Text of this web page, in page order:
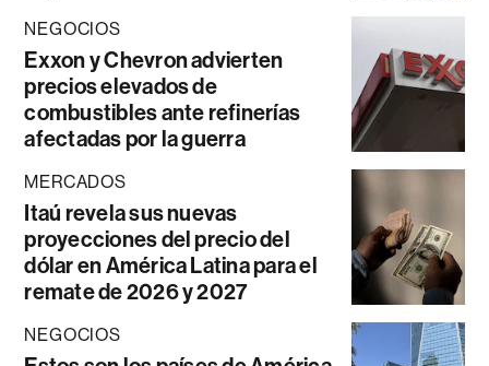
NEGOCIOS
Exxon y Chevron advierten
precios elevados de
combustibles ante refinerías
afectadas por la guerra
MERCADOS
Itaú revela sus nuevas
proyecciones del precio del
dólar en América Latina para el
remate de 2026 y 2027
NEGOCIOS